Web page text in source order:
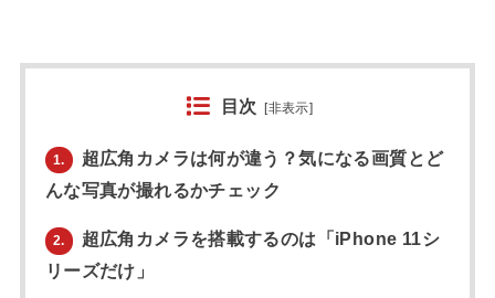
目次 [非表示]
1.
超広角カメラは何が違う？気になる画質とど
んな写真が撮れるかチェック
2.
超広角カメラを搭載するのは「iPhone 11シ
リーズだけ」